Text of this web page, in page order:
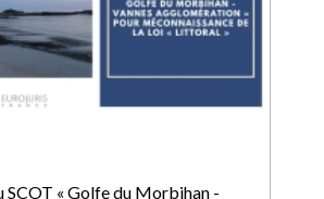
SCOT « Golfe du Morbihan -